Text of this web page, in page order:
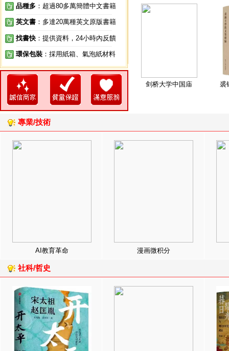
品種多 ：超過80多萬簡體中文書籍
英文書 ：多達20萬種英文原版書籍
找書快 ：提供資料，24小時內反饋
環保包裝 ：採用紙箱、氣泡紙材料
剑桥大学中国庙 裘
專業/技術
AI教育革命 漫画微积分
社科/哲史